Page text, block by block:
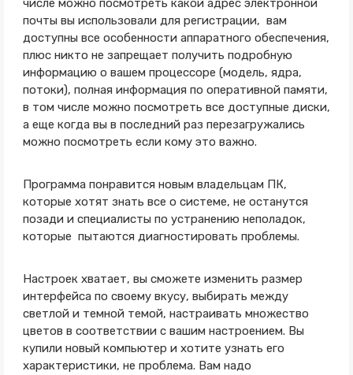
числе можно посмотреть какой адрес электронной
почты вы использовали для регистрации, вам
доступны все особенности аппаратного обеспечения,
плюс никто не запрещает получить подробную
информацию о вашем процессоре (модель, ядра,
потоки), полная информация по оперативной памяти,
в том числе можно посмотреть все доступные диски,
а еще когда вы в последний раз перезагружались
можно посмотреть если кому это важно.
Программа понравится новым владельцам ПК,
которые хотят знать все о системе, не останутся
позади и специалисты по устранению неполадок,
которые пытаются диагностировать проблемы.
Настроек хватает, вы сможете изменить размер
интерфейса по своему вкусу, выбирать между
светлой и темной темой, настраивать множество
цветов в соответствии с вашим настроением. Вы
купили новый компьютер и хотите узнать его
характеристики, не проблема. Вам надо